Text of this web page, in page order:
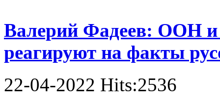
Валерий Фадеев: ООН и
реагируют на факты
22-04-2022 Hits:2536